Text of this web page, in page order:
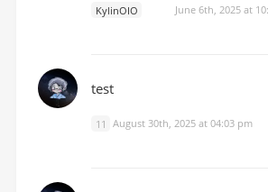
KylinOIO June 6th, 2025 at
test
11 August 30th, 2025 at 04:03 pm